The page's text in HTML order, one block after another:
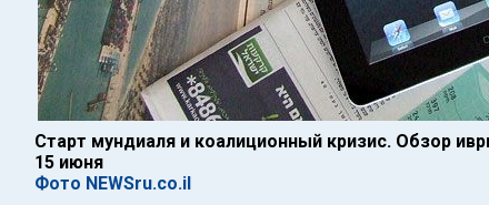
Старт мундиаля и коалиционный кризис. Обзор
15 июня
Фото NEWSru.co.il